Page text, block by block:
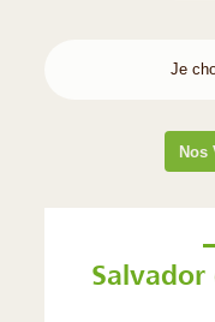
Nos
Salvador